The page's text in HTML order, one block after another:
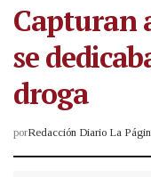
Capturan
se
droga
porRedacción Diario La